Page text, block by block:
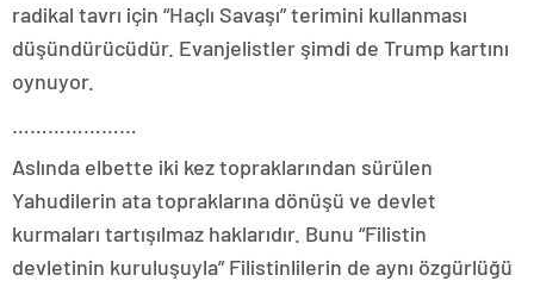
radikal tavrı için “Haçlı Savaşı” terimini kullanması
düşündürücüdür. Evanjelistler şimdi de Trump kartını
oynuyor.
Aslında elbette iki kez topraklarından sürülen
Yahudilerin ata topraklarına dönüşü ve devlet
kurmaları tartışılmaz haklarıdır. Bunu “Filistin
devletinin kuruluşuyla” Filistinlilerin de aynı özgürlüğü